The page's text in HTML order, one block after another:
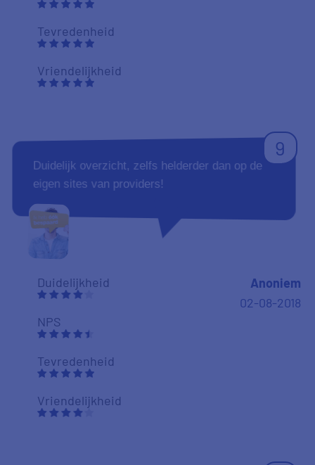
Tevredenheid
Vriendelijkheid
9
Duidelijk overzicht, zelfs helderder dan op de
eigen sites van providers!
Duidelijkheid
NPS
Tevredenheid
Vriendelijkheid
Anoniem
02-08-2018